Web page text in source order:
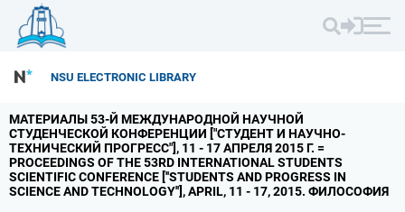
NSU ELECTRONIC LIBRARY
МАТЕРИАЛЫ 53-Й МЕЖДУНАРОДНОЙ НАУЧНОЙ
СТУДЕНЧЕСКОЙ КОНФЕРЕНЦИИ ["СТУДЕНТ И НАУЧНО-
ТЕХНИЧЕСКИЙ ПРОГРЕСС"], 11 - 17 АПРЕЛЯ 2015 Г. =
PROCEEDINGS OF THE 53RD INTERNATIONAL STUDENTS
SCIENTIFIC CONFERENCE [''STUDENTS AND PROGRESS IN
SCIENCE AND TECHNOLOGY''],APRIL, 11 - 17,2015. ФИЛОСОФИЯ